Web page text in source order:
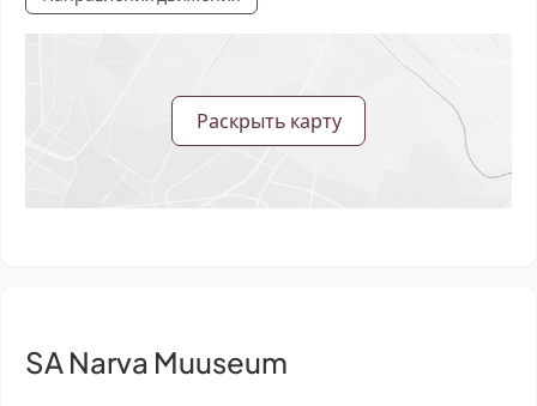
Раскрыть карту
SA Narva Muuseum